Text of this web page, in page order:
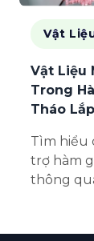
Vật
Vật Liệu
Trong
Tháo Lắp
Tìm hiểu
trợ hàm
thông